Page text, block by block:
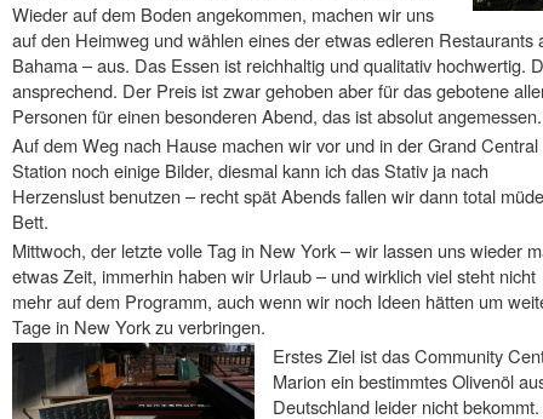
Wieder auf dem Boden angekommen, machen wir uns
auf den Heimweg und wählen eines der etwas edleren Restaurants
Bahama – aus. Das Essen ist reichhaltig und qualitativ hochwertig.
ansprechend. Der Preis ist zwar gehoben aber für das gebotene
Personen für einen besonderen Abend, das ist absolut angemessen.
Auf dem Weg nach Hause machen wir vor und in der Grand Central
Station noch einige Bilder, diesmal kann ich das Stativ ja nach
Herzenslust benutzen – recht spät Abends fallen wir dann total
Bett.
Mittwoch, der letzte volle Tag in New York – wir lassen uns wieder
etwas Zeit, immerhin haben wir Urlaub – und wirklich viel steht nicht
mehr auf dem Programm, auch wenn wir noch Ideen hätten um
Tage in New York zu verbringen.
Erstes Ziel ist das Community
Marion ein bestimmtes Olivenöl
Deutschland leider nicht